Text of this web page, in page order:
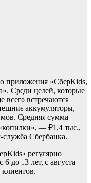
приложения «СберKids,
Среди целей, которые
всего встречаются
аккумуляторы,
Средняя сумма
— ₽1,4 тыс.,
Сбербанка.
регулярно
6 до 13 лет, с августа